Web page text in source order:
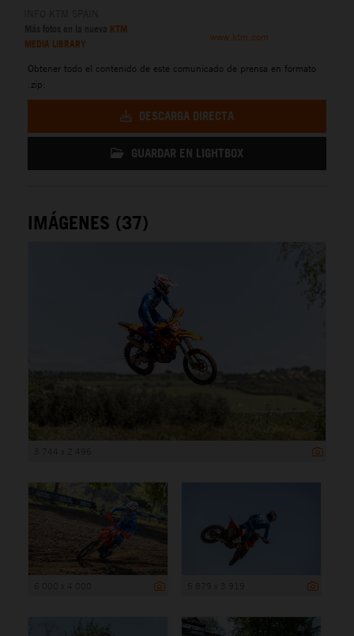
KTM
MEDIA LIBRARY
www.ktm.com
Obtener todo el contenido de este comunicado de prensa en formato
.zip:
DESCARGA DIRECTA
GUARDAR EN LIGHTBOX
IMÁGENES (37)